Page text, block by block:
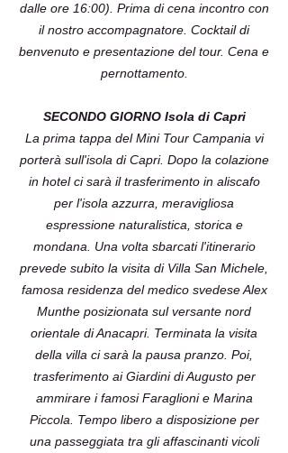
dalle ore 16:00). Prima di cena incontro con
il nostro accompagnatore. Cocktail di
benvenuto e presentazione del tour. Cena e
pernottamento.
SECONDO GIORNO Isola di Capri
La prima tappa del Mini Tour Campania vi
porterà sull'isola di Capri. Dopo la colazione
in hotel ci sarà il trasferimento in aliscafo
per l'isola azzurra, meravigliosa
espressione naturalistica, storica e
mondana. Una volta sbarcati l'itinerario
prevede subito la visita di Villa San Michele,
famosa residenza del medico svedese Alex
Munthe posizionata sul versante nord
orientale di Anacapri. Terminata la visita
della villa ci sarà la pausa pranzo. Poi,
trasferimento ai Giardini di Augusto per
ammirare i famosi Faraglioni e Marina
Piccola. Tempo libero a disposizione per
una passeggiata tra gli affascinanti vicoli